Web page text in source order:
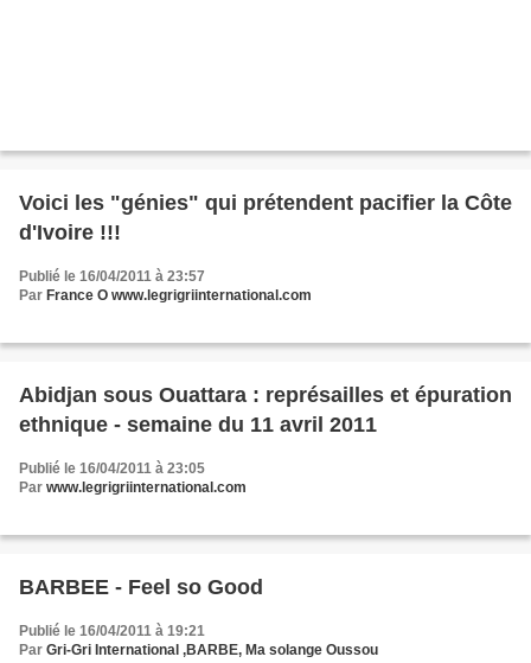
Voici les "génies" qui prétendent pacifier la Côte
d'Ivoire !!!
Publié le 16/04/2011 à 23:57
Par France O www.legrigriinternational.com
Abidjan sous Ouattara : représailles et épuration
ethnique - semaine du 11 avril 2011
Publié le 16/04/2011 à 23:05
Par www.legrigriinternational.com
BARBEE - Feel so Good
Publié le 16/04/2011 à 19:21
Par Gri-Gri International ,BARBE, Ma solange Oussou